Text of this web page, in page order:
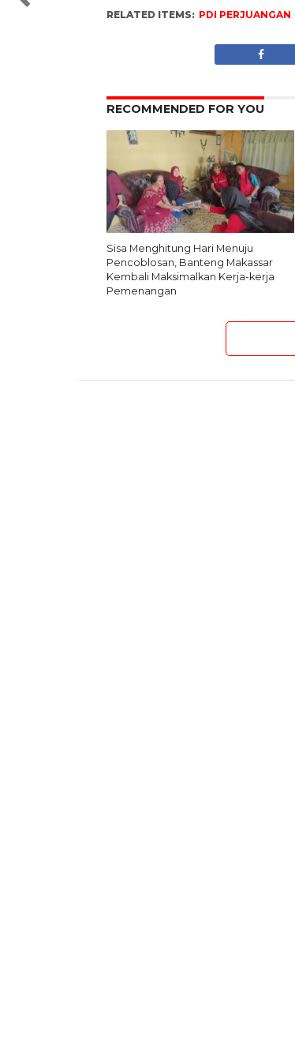
RELATED ITEMS: PDI PERJUANGAN
RECOMMENDED FOR YOU
Sisa Menghitung Hari Menuju
Pencoblosan, Banteng Makassar
Kembali Maksimalkan Kerja-kerja
Pemenangan